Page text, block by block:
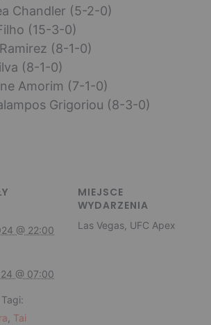
Chandler (5-2-0)
(15-3-0)
(8-1-0)
(8-1-0)
Amorim (7-1-0)
Grigoriou (8-3-0)
@ 22:00
@ 07:00
Tai
MIEJSCE
WYDARZENIA
Las Vegas, UFC Apex